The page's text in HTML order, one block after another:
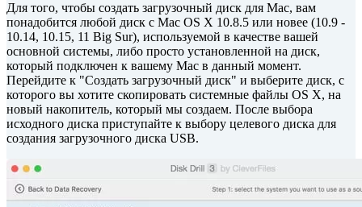
Для того, чтобы создать загрузочный диск для Mac, вам
понадобится любой диск с Mac OS X 10.8.5 или новее (10.9 -
10.14, 10.15, 11 Big Sur), используемой в качестве вашей
основной системы, либо просто установленной на диск,
который подключен к вашему Mac в данный момент.
Перейдите к "Создать загрузочный диск" и выберите диск, с
которого вы хотите скопировать системные файлы OS X, на
новый накопитель, который мы создаем. После выбора
исходного диска приступайте к выбору целевого диска для
создания загрузочного диска USB.